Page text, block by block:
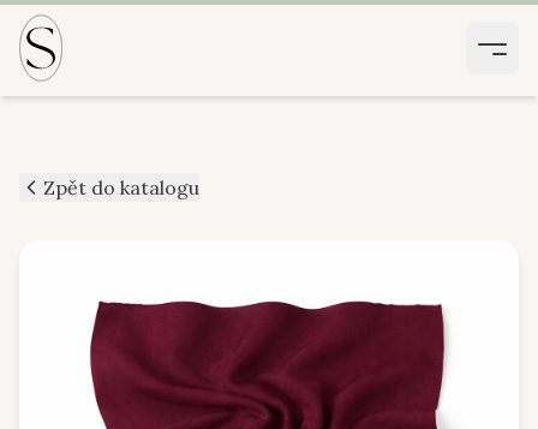
Zpět do katalogu